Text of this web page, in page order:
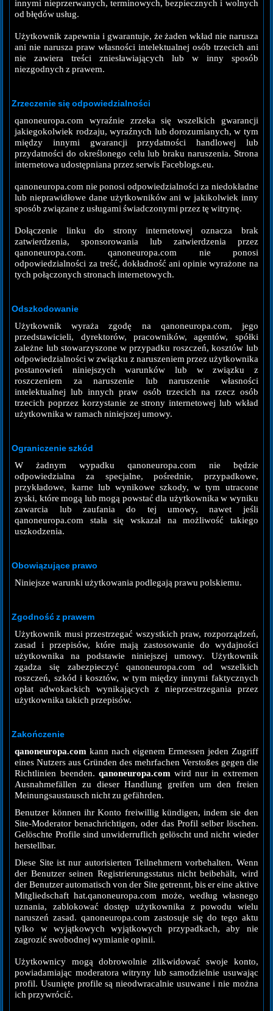
innymi nieprzerwanych, terminowych, bezpiecznych i wolnych
od błędów usług.
Użytkownik zapewnia i gwarantuje, że żaden wkład nie narusza
ani nie narusza praw własności intelektualnej osób trzecich ani
nie zawiera treści zniesławiających lub w inny sposób
niezgodnych z prawem.
Zrzeczenie się odpowiedzialności
qanoneuropa.com wyraźnie zrzeka się wszelkich gwarancji
jakiegokolwiek rodzaju, wyraźnych lub dorozumianych, w tym
między innymi gwarancji przydatności handlowej lub
przydatności do określonego celu lub braku naruszenia. Strona
internetowa udostępniana przez serwis Faceblogs.eu.
qanoneuropa.com nie ponosi odpowiedzialności za niedokładne
lub nieprawidłowe dane użytkowników ani w jakikolwiek inny
sposób związane z usługami świadczonymi przez tę witrynę.
Dołączenie linku do strony internetowej oznacza brak
zatwierdzenia, sponsorowania lub zatwierdzenia przez
qanoneuropa.com. qanoneuropa.com nie ponosi
odpowiedzialności za treść, dokładność ani opinie wyrażone na
tych połączonych stronach internetowych.
Odszkodowanie
Użytkownik wyraża zgodę na qanoneuropa.com, jego
przedstawicieli, dyrektorów, pracowników, agentów, spółki
zależne lub stowarzyszone w przypadku roszczeń, kosztów lub
odpowiedzialności w związku z naruszeniem przez użytkownika
postanowień niniejszych warunków lub w związku z
roszczeniem za naruszenie lub naruszenie własności
intelektualnej lub innych praw osób trzecich na rzecz osób
trzecich poprzez korzystanie ze strony internetowej lub wkład
użytkownika w ramach niniejszej umowy.
Ograniczenie szkód
W żadnym wypadku qanoneuropa.com nie będzie
odpowiedzialna za specjalne, pośrednie, przypadkowe,
przykładowe, karne lub wynikowe szkody, w tym utracone
zyski, które mogą lub mogą powstać dla użytkownika w wyniku
zawarcia lub zaufania do tej umowy, nawet jeśli
qanoneuropa.com stała się wskazał na możliwość takiego
uszkodzenia.
Obowiązujące prawo
Niniejsze warunki użytkowania podlegają prawu polskiemu.
Zgodność z prawem
Użytkownik musi przestrzegać wszystkich praw, rozporządzeń,
zasad i przepisów, które mają zastosowanie do wydajności
użytkownika na podstawie niniejszej umowy. Użytkownik
zgadza się zabezpieczyć qanoneuropa.com od wszelkich
roszczeń, szkód i kosztów, w tym między innymi faktycznych
opłat adwokackich wynikających z nieprzestrzegania przez
użytkownika takich przepisów.
Zakończenie
qanoneuropa.com kann nach eigenem Ermessen jeden Zugriff
eines Nutzers aus Gründen des mehrfachen Verstoßes gegen die
Richtlinien beenden. qanoneuropa.comwird nur in extremen
Ausnahmefällen zu dieser Handlung greifen um den freien
Meinungsaustausch nicht zu gefährden.
Benutzer können ihr Konto freiwillig kündigen, indem sie den
Site-Moderator benachrichtigen, oder das Profil selber löschen.
Gelöschte Profile sind unwiderruflich gelöscht und nicht wieder
herstellbar.
Diese Site ist nur autorisierten Teilnehmern vorbehalten. Wenn
der Benutzer seinen Registrierungsstatus nicht beibehält, wird
der Benutzer automatisch von der Site getrennt, bis er eine aktive
Mitgliedschaft hat.qanoneuropa.com może, według własnego
uznania, zablokować dostęp użytkownika z powodu wielu
naruszeń zasad. qanoneuropa.com zastosuje się do tego aktu
tylko w wyjątkowych wyjątkowych przypadkach, aby nie
zagrozić swobodnej wymianie opinii.
Użytkownicy mogą dobrowolnie zlikwidować swoje konto,
powiadamiając moderatora witryny lub samodzielnie usuwając
profil. Usunięte profile są nieodwracalnie usuwane i nie można
ich przywrócić.